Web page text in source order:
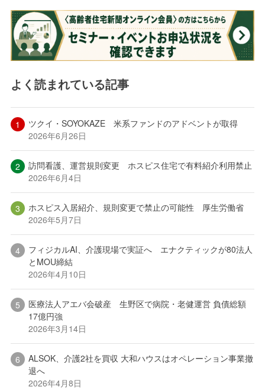
よく読まれている記事
ツクイ・SOYOKAZE 米系ファンドのアドベントが取得
2026年6月26日
訪問看護、運営規則変更 ホスピス住宅で有料紹介利用禁止
2026年6月4日
ホスピス入居紹介、規則変更で禁止の可能性 厚生労働省
2026年5月7日
フィジカルAI、介護現場で実証へ エナクティックが80法人
とMOU締結
2026年4月10日
医療法人アエバ会破産 生野区で病院・老健運営 負債総額
17億円強
2026年3月14日
ALSOK、介護2社を買収 大和ハウスはオペレーション事業撤
退へ
2026年4月8日